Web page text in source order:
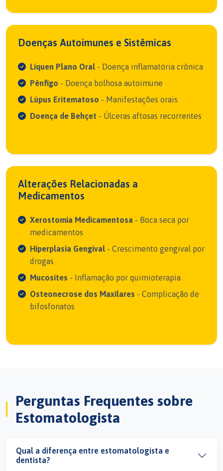
Doenças Autoimunes e Sistêmicas
Líquen Plano Oral - Doença inflamatória crônica
Pênfigo - Doença bolhosa autoimune
Lúpus Eritematoso - Manifestações orais
Doença de Behçet - Úlceras aftosas recorrentes
Alterações Relacionadas a
Medicamentos
Xerostomia Medicamentosa - Boca seca por
medicamentos
Hiperplasia Gengival - Crescimento gengival por
drogas
Mucosites - Inflamação por quimioterapia
Osteonecrose dos Maxilares - Complicação de
bifosfonatos
Perguntas Frequentes sobre
Estomatologista
Qual a diferença entre estomatologista e
dentista?